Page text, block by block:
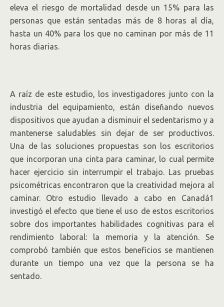
eleva el riesgo de mortalidad desde un 15% para las
personas que están sentadas más de 8 horas al día,
hasta un 40% para los que no caminan por más de 11
horas diarias.
A raíz de este estudio, los investigadores junto con la
industria del equipamiento, están diseñando nuevos
dispositivos que ayudan a disminuir el sedentarismo y a
mantenerse saludables sin dejar de ser productivos.
Una de las soluciones propuestas son los escritorios
que incorporan una cinta para caminar, lo cual permite
hacer ejercicio sin interrumpir el trabajo. Las pruebas
psicométricas encontraron que la creatividad mejora al
caminar. Otro estudio llevado a cabo en Canadá1
investigó el efecto que tiene el uso de estos escritorios
sobre dos importantes habilidades cognitivas para el
rendimiento laboral: la memoria y la atención. Se
comprobó también que estos beneficios se mantienen
durante un tiempo una vez que la persona se ha
sentado.